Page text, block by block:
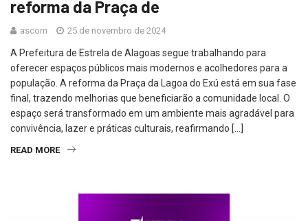
reforma da Praça de
ascom 25 de novembro de 2024
A Prefeitura de Estrela de Alagoas segue trabalhando para
oferecer espaços públicos mais modernos e acolhedores para a
população. A reforma da Praça da Lagoa do Exú está em sua fase
final, trazendo melhorias que beneficiarão a comunidade local. O
espaço será transformado em um ambiente mais agradável para
convivência, lazer e práticas culturais, reafirmando […]
READ MORE